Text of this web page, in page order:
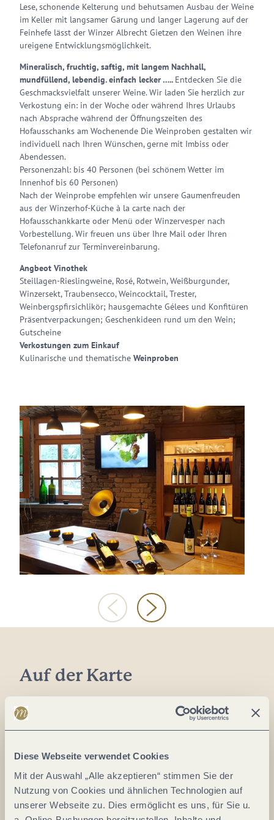
Diese Webseite verwendet Cookies
Mit der Auswahl „Alle akzeptieren“ stimmen Sie der
Nutzung von Cookies und ähnlichen Technologien auf
unserer Webseite zu. Dies ermöglicht es uns, für Sie u.
Lese, schonende Kelterung und behutsamen Ausbau der Weine
im Keller mit langsamer Gärung und langer Lagerung auf der
Feinhefe lässt der Winzer Albrecht Gietzen den Weinen ihre
ureigene Entwicklungsmöglichkeit.
Mineralisch, fruchtig, saftig, mit langem Nachhall,
mundfüllend, lebendig. einfach lecker ….. Entdecken Sie die
Geschmacksvielfalt unserer Weine. Wir laden Sie herzlich zur
Verkostung ein: in der Woche oder während Ihres Urlaubs
nach Absprache während der Öffnungszeiten des
Hofausschanks am Wochenende Die Weinproben gestalten wir
individuell nach Ihren Wünschen, gerne mit Imbiss oder
Abendessen.
Personenzahl: bis 40 Personen (bei schönem Wetter im
Innenhof bis 60 Personen)
Nach der Weinprobe empfehlen wir unsere Gaumenfreuden
aus der Winzerhof-Küche à la carte nach der
Hofausschankkarte oder Menü oder Winzervesper nach
Vorbestellung. Wir freuen uns über Ihre Mail oder Ihren
Telefonanruf zur Terminvereinbarung.
Angbeot Vinothek
Steillagen-Rieslingweine, Rosé, Rotwein, Weißburgunder,
Winzersekt, Traubensecco, Weincocktail, Trester,
Weinbergspfirsichlikör; hausgemachte Gélees und Konfitüren
Präsentverpackungen; Geschenkideen rund um den Wein;
Gutscheine
Verkostungen zum Einkauf
Kulinarische und thematische Weinproben
Auf der Karte
56332 Hatzenport
Tel.:
+49 2605 / 952371
E-Mail:service@winzerhof-gietzen.de
Webseite:www.winzerhof-gietzen.com